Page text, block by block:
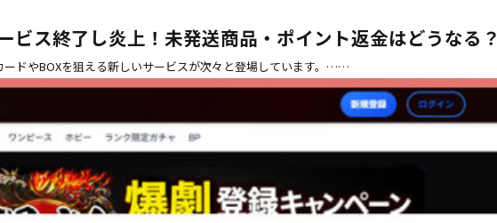
ビス終了し炎上！未発送商品・ポイント返金はどうなる？
ドやBOXを狙える新しいサービスが次々と登場しています。……